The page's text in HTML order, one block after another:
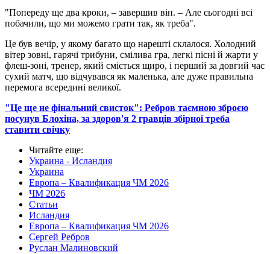
"Попереду ще два кроки, – завершив він. – Але сьогодні всі
побачили, що ми можемо грати так, як треба".
Це був вечір, у якому багато що нарешті склалося. Холодний
вітер зовні, гарячі трибуни, смілива гра, легкі пісні й жарти у
флеш-зоні, тренер, який сміється щиро, і перший за довгий час
сухий матч, що відчувався як маленька, але дуже правильна
перемога всередині великої.
"Це ще не фінальний свисток": Ребров таємною зброєю
посунув Блохіна, за здоров'я 2 гравців збірної треба
ставити свічку
Читайте еще:
Украина - Исландия
Украина
Европа – Квалификация ЧМ 2026
ЧМ 2026
Статьи
Исландия
Европа – Квалификация ЧМ 2026
Сергей Ребров
Руслан Малиновский